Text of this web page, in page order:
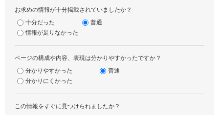
お求めの情報が十分掲載されていましたか？
十分だった
普通
情報が足りなかった
ページの構成や内容、表現は分かりやすかったですか？
分かりやすかった
普通
分かりにくかった
この情報をすぐに見つけられましたか？